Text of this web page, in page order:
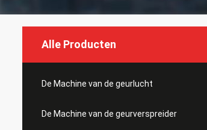
Alle Producten
De Machine van de geurlucht
De Machine van de geurverspreider